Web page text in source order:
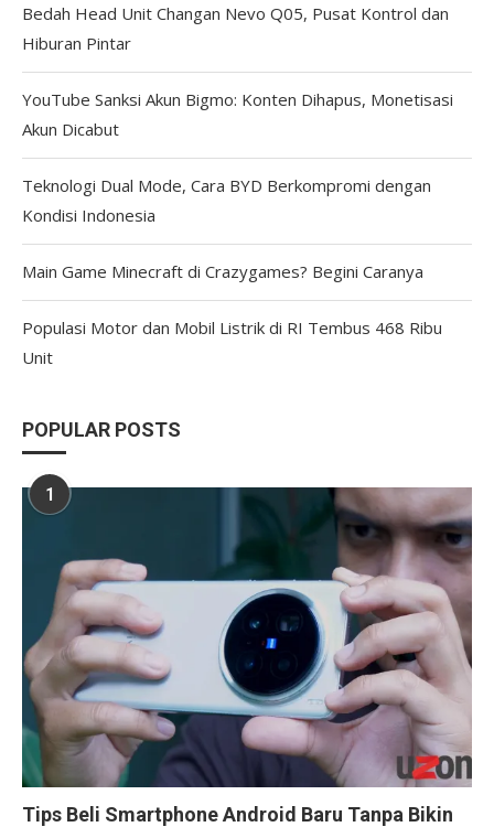
Bedah Head Unit Changan Nevo Q05, Pusat Kontrol dan
Hiburan Pintar
YouTube Sanksi Akun Bigmo: Konten Dihapus, Monetisasi
Akun Dicabut
Teknologi Dual Mode, Cara BYD Berkompromi dengan
Kondisi Indonesia
Main Game Minecraft di Crazygames? Begini Caranya
Populasi Motor dan Mobil Listrik di RI Tembus 468 Ribu
Unit
POPULAR POSTS
1
Tips Beli Smartphone Android Baru Tanpa Bikin